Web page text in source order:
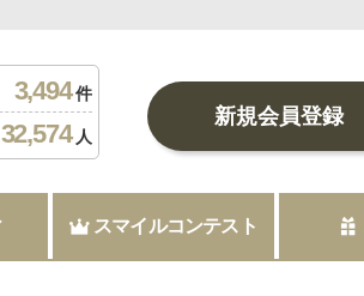
3,494件
32,574 人
新規会員登録
スマイルコンテスト